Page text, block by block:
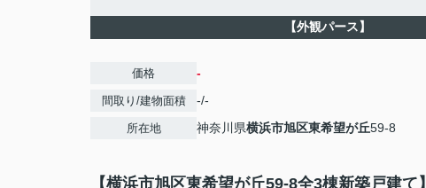
【外観パース】
価格 -
間取り/建物面積 -/-
所在地 神奈川県横浜市旭区東希望が丘59-8
【横浜市旭区東希望が丘59-8全3棟新築戸建て】